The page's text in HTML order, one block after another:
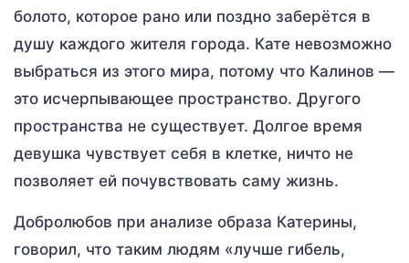
болото, которое рано или поздно заберётся в
душу каждого жителя города. Кате невозможно
выбраться из этого мира, потому что Калинов —
это исчерпывающее пространство. Другого
пространства не существует. Долгое время
девушка чувствует себя в клетке, ничто не
позволяет ей почувствовать саму жизнь.
Добролюбов при анализе образа Катерины,
говорил, что таким людям «лучше гибель,